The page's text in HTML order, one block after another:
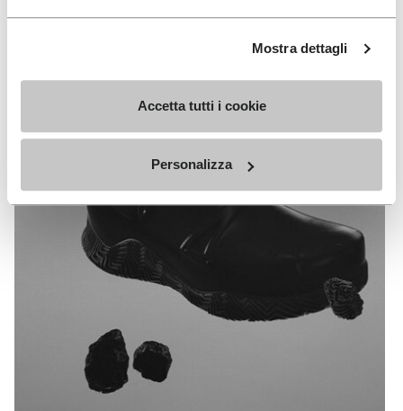
Mostra dettagli
Accetta tutti i cookie
Personalizza